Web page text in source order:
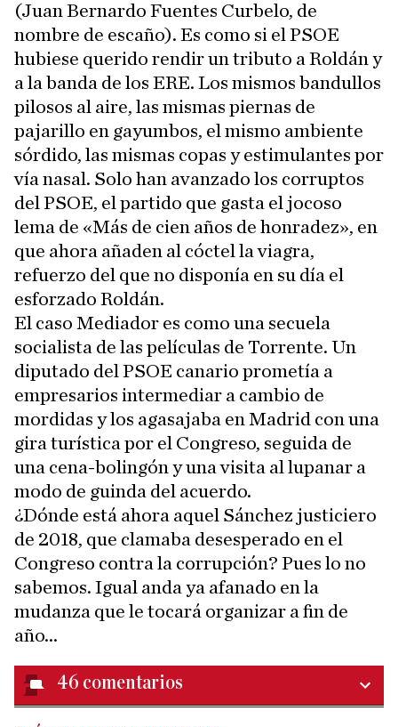
(Juan Bernardo Fuentes Curbelo, de
nombre de escaño). Es como si el PSOE
hubiese querido rendir un tributo a Roldán y
a la banda de los ERE. Los mismos bandullos
pilosos al aire, las mismas piernas de
pajarillo en gayumbos, el mismo ambiente
sórdido, las mismas copas y estimulantes por
vía nasal. Solo han avanzado los corruptos
del PSOE, el partido que gasta el jocoso
lema de «Más de cien años de honradez», en
que ahora añaden al cóctel la viagra,
refuerzo del que no disponía en su día el
esforzado Roldán.
El caso Mediador es como una secuela
socialista de las películas de Torrente. Un
diputado del PSOE canario prometía a
empresarios intermediar a cambio de
mordidas y los agasajaba en Madrid con una
gira turística por el Congreso, seguida de
una cena-bolingón y una visita al lupanar a
modo de guinda del acuerdo.
¿Dónde está ahora aquel Sánchez justiciero
de 2018, que clamaba desesperado en el
Congreso contra la corrupción? Pues lo no
sabemos. Igual anda ya afanado en la
mudanza que le tocará organizar a fin de
año...
46 comentarios